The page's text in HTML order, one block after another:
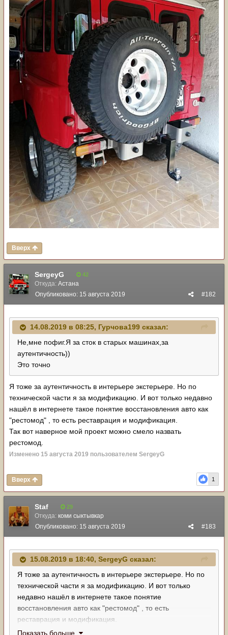
Вверх
SergeyG 42
Откуда: Астана
#182
Опубликовано: 15 августа 2019
14.08.2019 в 08:25, Гурчова199 сказал:
Не,мне пофиг.Я за сток в старых машинах,за
аутентичность))
Это точно
Я тоже за аутентичность в интерьере экстерьере. Но по
технической части я за модификацию. И вот только недавно
нашёл в интернете такое понятие восстановления авто как
"рестомод" , то есть реставрация и модификация.
Так вот наверное мой проект можно смело назвать
рестомод.
Изменено 15 августа 2019 пользователем SergeyG
1
Вверх
Staf 29
Откуда: коми сыктывкар
#183
Опубликовано: 15 августа 2019
15.08.2019 в 18:40, SergeyG сказал:
Я тоже за аутентичность в интерьере экстерьере. Но по
технической части я за модификацию. И вот только
недавно нашёл в интернете такое понятие
восстановления авто как "рестомод" , то есть
реставрация и модификация.
Так вот наверное мой проект можно смело назвать
Показать больше